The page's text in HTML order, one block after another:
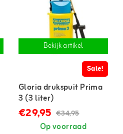
Bekijk artikel
Sale!
Gloria drukspuit Prima
3 (3 liter)
€29,95 €34,95
Op voorraad